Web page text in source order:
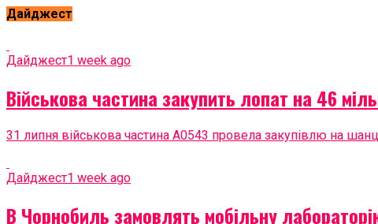
Дайджест
Дайджест1 week ago
Військова частина закупить лопат на 46
31 липня військова частина А0543 провела закупівлю на
Дайджест1 week ago
В Чорнобиль замовлять мобільну